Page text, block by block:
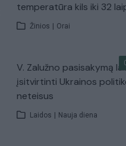
temperatūra kils iki 32
Žinios Orai
V. Zalužno pasisakymą
įsitvirtinti Ukrainos
neteisus
Laidos Nauja diena